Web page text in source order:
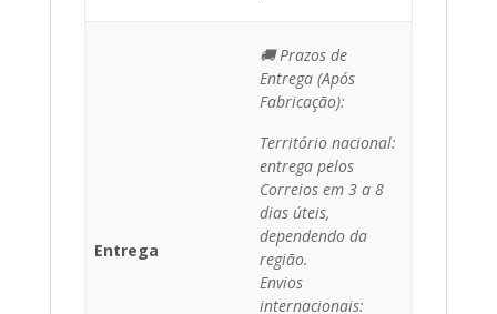
Entrega
🚚 Prazos de
Entrega (Após
Fabricação):
Território nacional:
entrega pelos
Correios em 3 a 8
dias úteis,
dependendo da
região.
Envios
internacionais: